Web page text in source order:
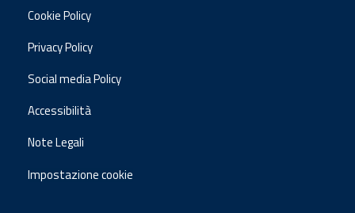
Cookie Policy
Privacy Policy
Social media Policy
Accessibilità
Note Legali
Impostazione cookie